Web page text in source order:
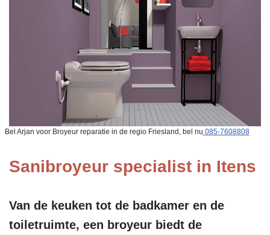
Bel Arjan voor Broyeur reparatie in de regio Friesland, bel nu 085-7608808
Sanibroyeur specialist in Itens
Van de keuken tot de badkamer en de
toiletruimte, een broyeur biedt de